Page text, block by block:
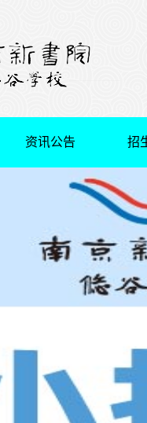
资讯公告 招